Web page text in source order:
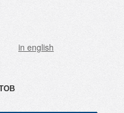
in english